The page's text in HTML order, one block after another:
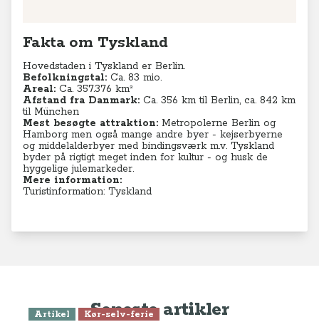
Fakta om Tyskland
Hovedstaden i Tyskland er Berlin.
Befolkningstal: Ca. 83 mio.
Areal: Ca. 357.376 km²
Afstand fra Danmark: Ca. 356 km til Berlin, ca. 842 km
til München
Mest besøgte attraktion: Metropolerne Berlin og
Hamborg men også mange andre byer - kejserbyerne
og middelalderbyer med bindingsværk m.v. Tyskland
byder på rigtigt meget inden for kultur - og husk de
hyggelige julemarkeder.
Mere information:
Turistinformation: Tyskland
Seneste artikler
Artikel Kør-selv-ferie